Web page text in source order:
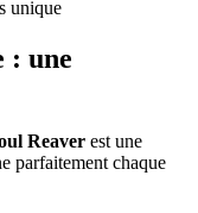
unique
: une
Reaver est une
parfaitement chaque